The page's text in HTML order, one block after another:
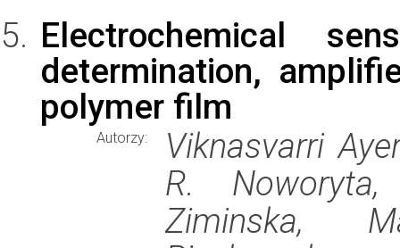
Electrochemical
determination,
polymer film
Autorzy:
Viknasvarri
R. Noworyta,
Ziminska,